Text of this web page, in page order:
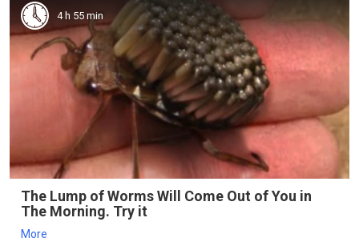
4 h 55 min
The Lump of Worms Will Come Out of You in
The Morning. Try it
More